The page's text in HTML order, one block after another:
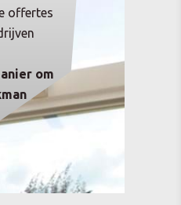
offertes
om